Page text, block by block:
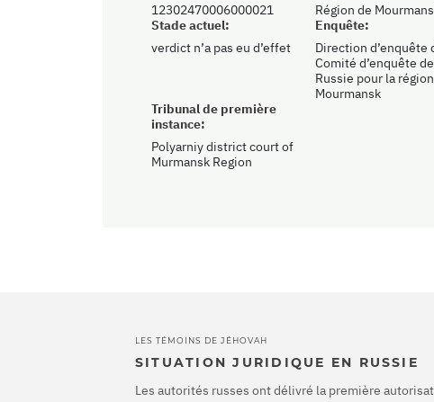
Région de
12302470006000021
Stade actuel:
verdict n’a pas eu d’effet
Enquête:
Direction d’enquête
Comité d’enquête de
Russie pour la
Mourmansk
Tribunal de première
instance:
Polyarniy district court of
Murmansk Region
LES TÉMOINS DE JÉHOVAH
SITUATION JURIDIQUE EN RUSSIE
Les autorités russes ont délivré la première